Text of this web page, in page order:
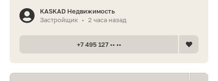
KASKAD Недвижимость
Застройщик • 2 часа назад
+7 495 127 •• ••